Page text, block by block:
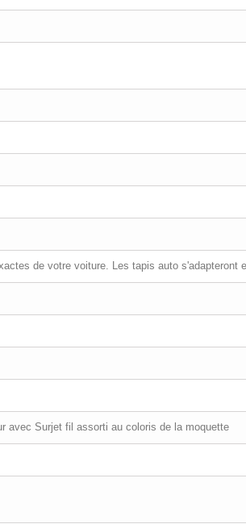
de votre voiture. Les tapis auto s'adapteront
avec Surjet fil assorti au coloris de la moquette